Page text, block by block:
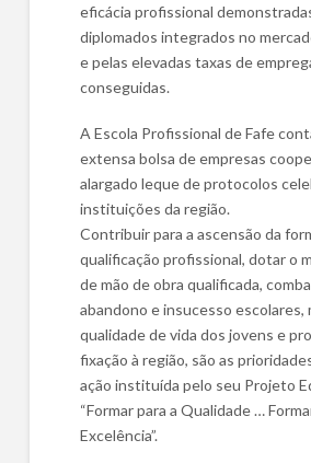
eficácia profissional
diplomados integrados no
e pelas elevadas taxas de
conseguidas.
A Escola Profissional de Fafe
extensa bolsa de empresas
alargado leque de protocolos
instituições da região.
Contribuir para a ascensão da
qualificação profissional, dotar o
de mão de obra qualificada,
abandono e insucesso escolares,
qualidade de vida dos jovens e
fixação à região, são as
ação instituída pelo seu Projeto
“Formar para a Qualidade …
Excelência”.